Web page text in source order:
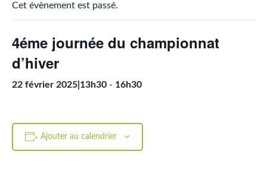
Cet évènement est passé.
4éme journée du championnat
d’hiver
22 février 2025|13h30 - 16h30
Ajouter au calendrier